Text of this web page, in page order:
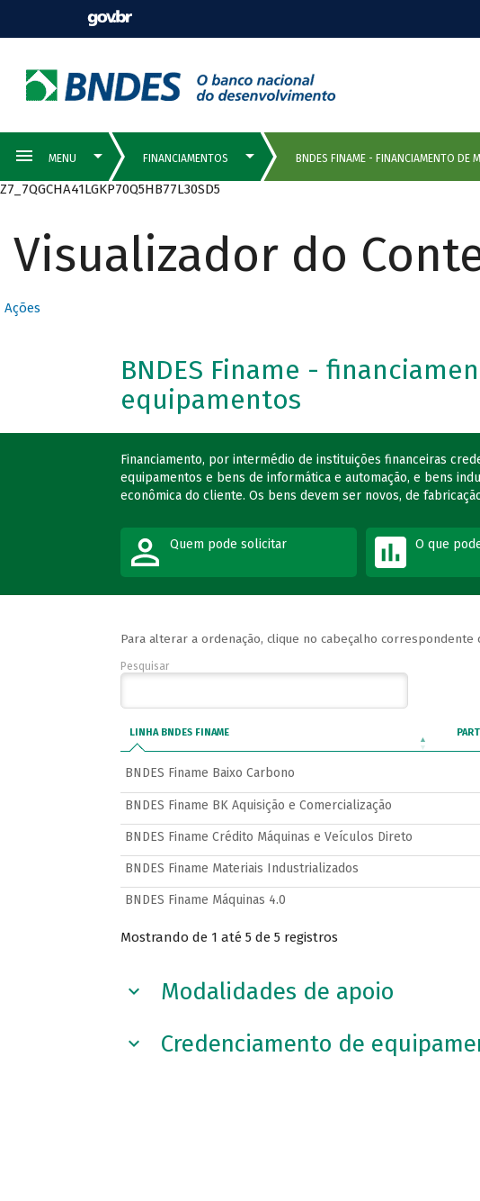
Z7_7QGCHA41LGKP70Q5HB77L30SD5
Visualizador do
Ações
BNDES Finame -
equipamentos
Financiamento, por intermédio de instituições financeiras
equipamentos e bens de informática e automação, e bens
econômica do cliente. Os bens devem ser novos, de
Quem pode solicitar O que
Para alterar a ordenação, clique no cabeçalho correspondente
Pesquisar
LINHA BNDES FINAME
BNDES Finame Baixo Carbono
BNDES Finame BK Aquisição e Comercialização
BNDES Finame Crédito Máquinas e Veículos Direto
BNDES Finame Materiais Industrializados
BNDES Finame Máquinas 4.0
Mostrando de 1 até 5 de 5 registros
Modalidades de apoio
Credenciamento de